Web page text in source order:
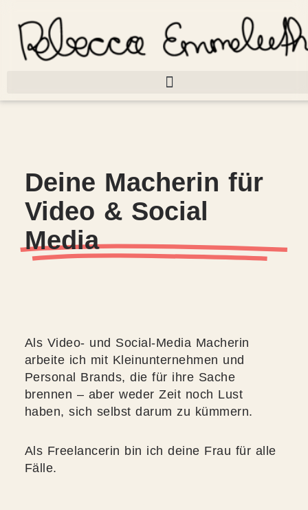
Deine Macherin für
Video & Social
Media​
Als Video- und Social-Media Macherin
arbeite ich mit Kleinunternehmen und
Personal Brands, die für ihre Sache
brennen – aber weder Zeit noch Lust
haben, sich selbst darum zu kümmern.
Als Freelancerin bin ich deine Frau für alle
Fälle.